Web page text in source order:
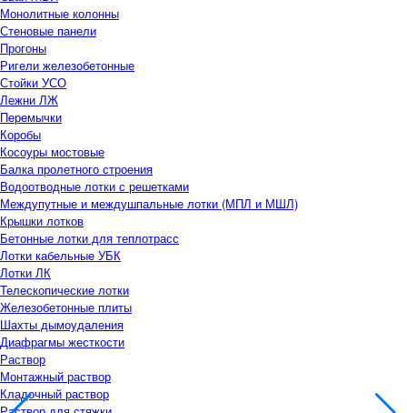
Монолитные колонны
Стеновые панели
Прогоны
Ригели железобетонные
Стойки УСО
Лежни ЛЖ
Перемычки
Коробы
Косоуры мостовые
Балка пролетного строения
Водоотводные лотки с решетками
Междупутные и междушпальные лотки (МПЛ и МШЛ)
Крышки лотков
Бетонные лотки для теплотрасс
Лотки кабельные УБК
Лотки ЛК
Телескопические лотки
Железобетонные плиты
Шахты дымоудаления
Диафрагмы жесткости
Раствор
Монтажный раствор
Кладочный раствор